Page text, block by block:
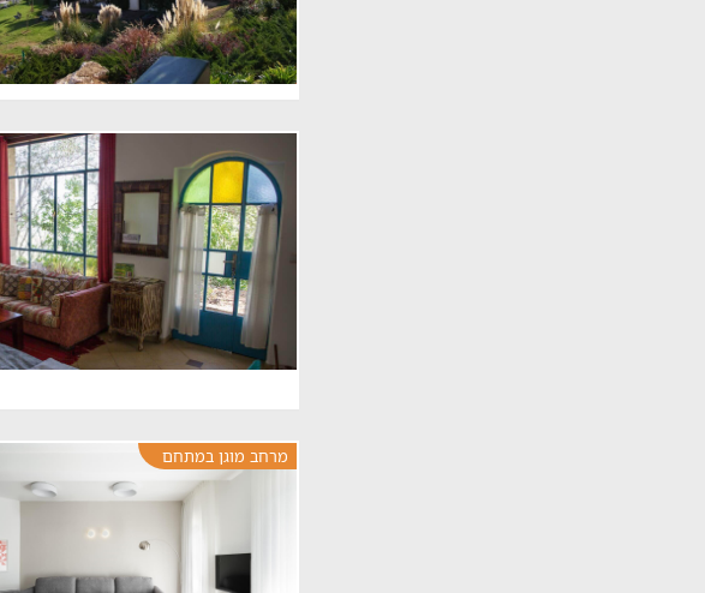
מרחב מוגן במתחם